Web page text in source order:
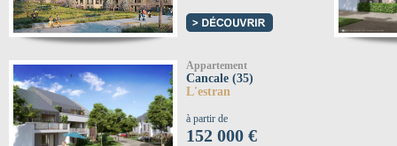
Appartement
Cancale (35)
L'estran
à partir de
152 000 €